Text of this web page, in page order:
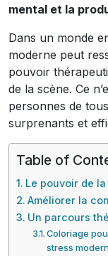
mental et la
Dans un monde
moderne peut
pouvoir
de la scène. Ce
personnes de
surprenants et
Table of
Le pouvoir de
Améliorer la
Un parcours
Coloriage
stress